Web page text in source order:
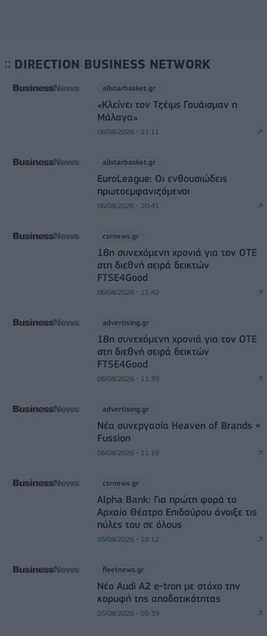
DIRECTION BUSINESS NETWORK
allstarbasket.gr
«Κλείνει τον Τζέιμς Γουάισμαν η
Μάλαγα»
06/08/2026 - 21:11
allstarbasket.gr
EuroLeague: Οι ενθουσιώδεις
πρωτοεμφανιζόμενοι
06/08/2026 - 20:41
csrnews.gr
18η συνεχόμενη χρονιά για τον ΟΤΕ
στη διεθνή σειρά δεικτών
FTSE4Good
06/08/2026 - 11:42
advertising.gr
18η συνεχόμενη χρονιά για τον ΟΤΕ
στη διεθνή σειρά δεικτών
FTSE4Good
06/08/2026 - 11:39
advertising.gr
Νέα συνεργασία Heaven of Brands ×
Fussion
06/08/2026 - 11:19
csrnews.gr
Alpha Bank: Για πρώτη φορά το
Αρχαίο Θέατρο Επιδαύρου άνοιξε τις
πύλες του σε όλους
05/08/2026 - 10:12
fleetnews.gr
Νέο Audi A2 e-tron με στόχο την
κορυφή της αποδοτικότητας
05/08/2026 - 05:39